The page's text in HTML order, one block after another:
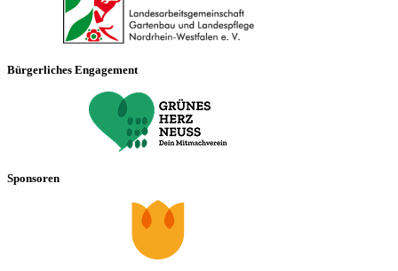
Bürgerliches Engagement
Sponsoren